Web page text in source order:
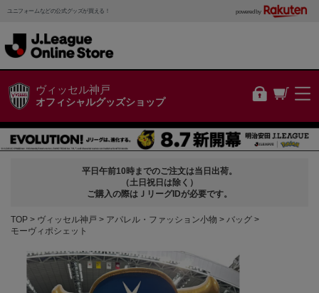
ユニフォームなどの公式グッズが買える！ powered by
ヴィッセル神戸
オフィシャルグッズショップ
平日午前10時までのご注文は当日出荷。
（土日祝日は除く）
ご購入の際はＪリーグIDが必要です。
TOP ヴィッセル神戸 アパレル・ファッション小物
バッグ
モーヴィポシェット